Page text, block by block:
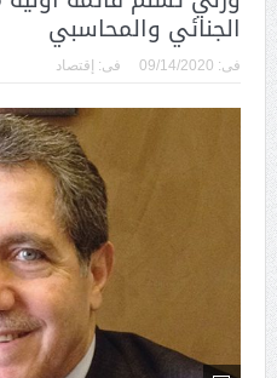
الجنائي والمحاسبي
فى: 09/14/2020 فى: إقتصاد